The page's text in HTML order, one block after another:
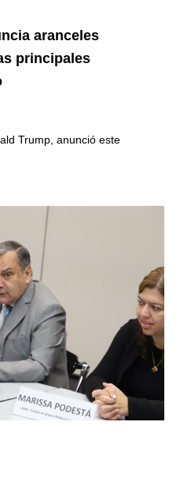
aranceles
principales
Trump, anunció este